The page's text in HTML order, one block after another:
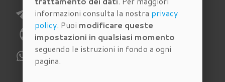
send E-mail:richieste@immobiliarecantisani.com
phone Telefono:055 4620186
WhatsApp: 329 112 6159
informazioni consulta la nostra privacy
policy. Puoi modificare queste
impostazioni in qualsiasi momento
seguendo le istruzioni in fondo a ogni
pagina.